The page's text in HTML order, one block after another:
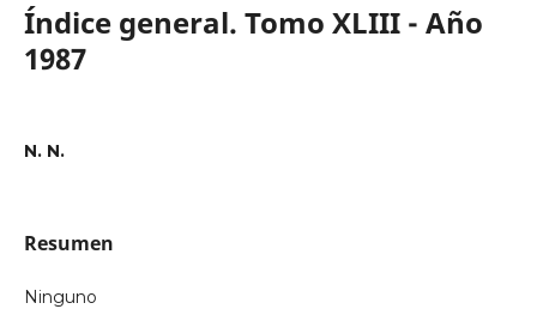
Índice general. Tomo XLIII - Año
1987
N. N.
Resumen
Ninguno